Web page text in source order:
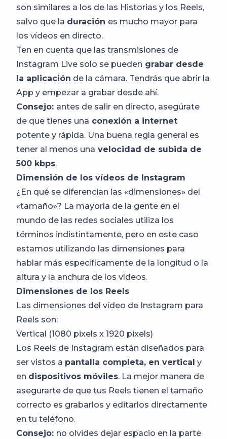
son similares a los de las Historias y los Reels,
salvo que la duración es mucho mayor para
los vídeos en directo.
Ten en cuenta que las transmisiones de
Instagram Live solo se pueden grabar desde
la aplicación de la cámara. Tendrás que abrir la
App y empezar a grabar desde ahí.
Consejo: antes de salir en directo, asegúrate
de que tienes una conexión a internet
potente y rápida. Una buena regla general es
tener al menos una velocidad de subida de
500 kbps.
Dimensión de los vídeos de Instagram
¿En qué se diferencian las «dimensiones» del
«tamaño»? La mayoría de la gente en el
mundo de las redes sociales utiliza los
términos indistintamente, pero en este caso
estamos utilizando las dimensiones para
hablar más específicamente de la longitud o la
altura y la anchura de los vídeos.
Dimensiones de los Reels
Las dimensiones del vídeo de Instagram para
Reels son:
Vertical (1080 pixels x 1920 pixels)
Los Reels de Instagram están diseñados para
ser vistos a pantalla completa, en vertical y
en dispositivos móviles. La mejor manera de
asegurarte de que tus Reels tienen el tamaño
correcto es grabarlos y editarlos directamente
en tu teléfono.
Consejo: no olvides dejar espacio en la parte